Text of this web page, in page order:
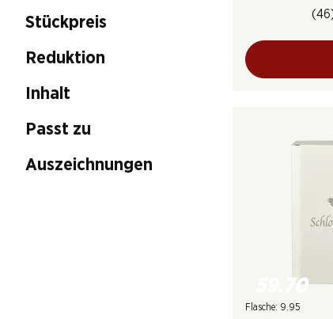
Stückpreis
Reduktion
Inhalt
Passt zu
Auszeichnungen
59.70
Flasche: 9.95